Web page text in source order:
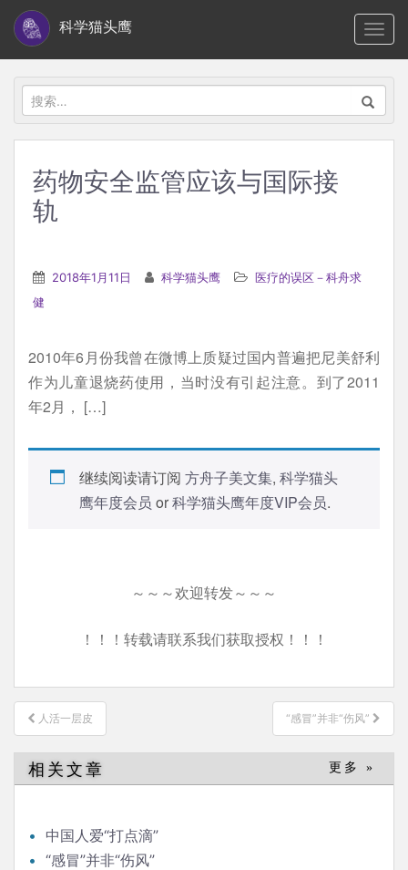
i
科学猫头鹰
搜
索：
药物安全监管应该与国际接
轨
2018年1月11日 科学猫头鹰
医疗的误区－科舟求
健
2010年6月份我曾在微博上质疑过国内普遍把尼美舒利
作为儿童退烧药使用，当时没有引起注意。到了2011
年2月， […]
继续阅读请订阅 方舟子美文集, 科学猫头
鹰年度会员 or科学猫头鹰年度VIP会员.
～～～欢迎转发～～～
！！！转载请联系我们获取授权！！！
文
章
导
航
人活一层皮 “感冒”并非“伤风”
相关文章 更多 »
中国人爱“打点滴”
“感冒”并非“伤风”